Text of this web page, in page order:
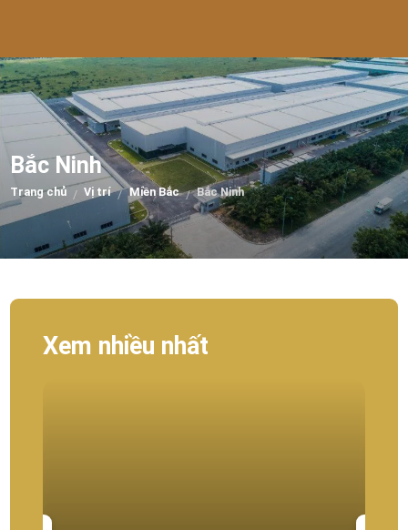
Bắc Ninh
Trang chủ / Vị trí / Miền Bắc / Bắc Ninh
Xem nhiều nhất